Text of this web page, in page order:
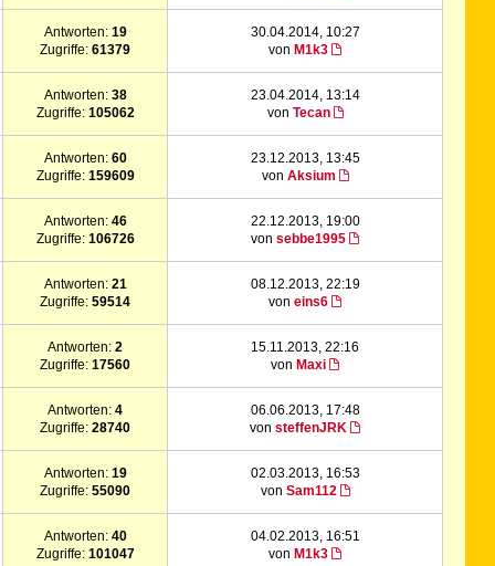
Antworten: 19
Zugriffe:61379
30.04.2014, 10:27
von M1k3
Antworten: 38
Zugriffe: 105062
23.04.2014, 13:14
von Tecan
Antworten: 60
Zugriffe: 159609
23.12.2013, 13:45
von Aksium
Antworten: 46
Zugriffe: 106726
22.12.2013, 19:00
vonsebbe1995
Antworten: 21
Zugriffe:59514
08.12.2013, 22:19
voneins6
Antworten:2
Zugriffe:17560
15.11.2013, 22:16
von Maxi
Antworten:4
Zugriffe:28740
06.06.2013, 17:48
vonsteffenJRK
Antworten: 19
Zugriffe:55090
02.03.2013, 16:53
von Sam112
Antworten: 40
Zugriffe: 101047
04.02.2013, 16:51
von M1k3